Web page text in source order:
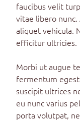
faucibus velit
vitae libero nunc.
aliquet vehicula.
efficitur ultricies.
Morbi ut augue
fermentum
suscipit ultrices
eu nunc varius
porta volutpat,